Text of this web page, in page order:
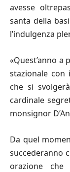
avesse
santa della
l’indulgenza
«Quest’anno a
stazionale con
che si
cardinale
monsignor
Da quel
succederanno
orazione che